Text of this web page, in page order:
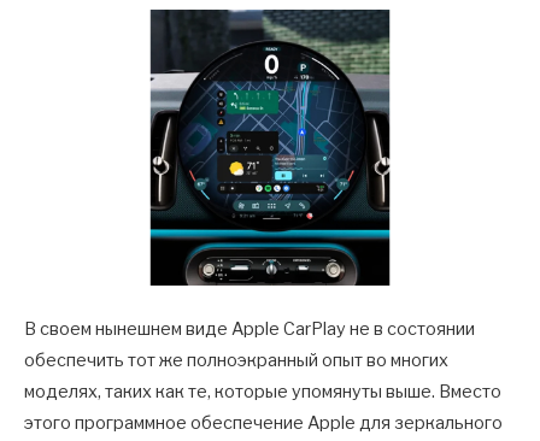
В своем нынешнем виде Apple CarPlay не в состоянии
обеспечить тот же полноэкранный опыт во многих
моделях, таких как те, которые упомянуты выше. Вместо
этого программное обеспечение Apple для зеркального